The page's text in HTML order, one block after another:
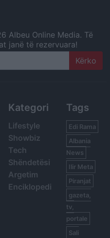
Albeu Online Media. Të
janë të rezervuara!
Kategori
Lifestyle
Showbiz
Tech
Shëndetësi
Argetim
Enciklopedi
Tags
Edi Rama
Albania
News
Ilir Meta
Piranjat
gazeta,
tv,
portale
Sali